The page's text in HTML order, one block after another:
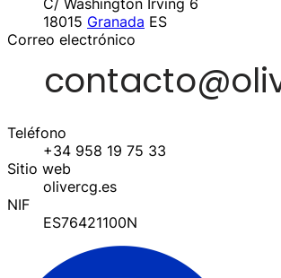
18015 Granada ES
Correo electrónico
Teléfono
+34 958 19 75 33
Sitio web
olivercg.es
NIF
ES76421100N